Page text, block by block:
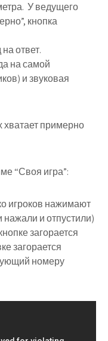
У ведущего
кнопка
ответ.
на самой
и звуковая
хватает примерно
“Своя игра”:
игроков нажимают
и отпустили)
загорается
загорается
номеру